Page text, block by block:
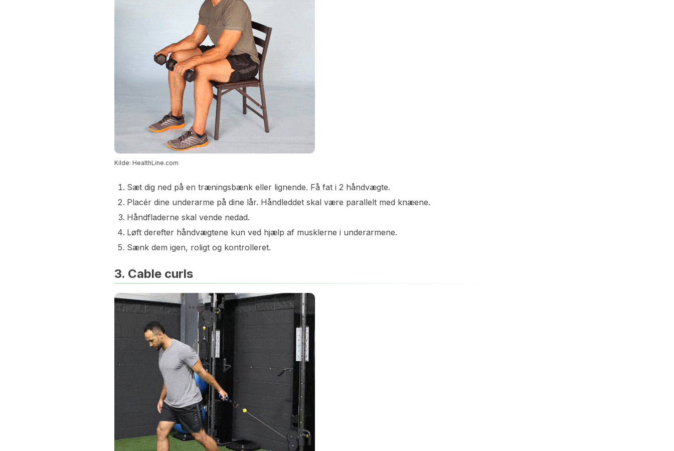
Kilde: HealthLine.com
Sæt dig ned på en træningsbænk eller lignende. Få fat i 2 håndvægte.
Placér dine underarme på dine lår. Håndleddet skal være parallelt med knæene.
Håndfladerne skal vende nedad.
Løft derefter håndvægtene kun ved hjælp af musklerne i underarmene.
Sænk dem igen, roligt og kontrolleret.
3. Cable curls